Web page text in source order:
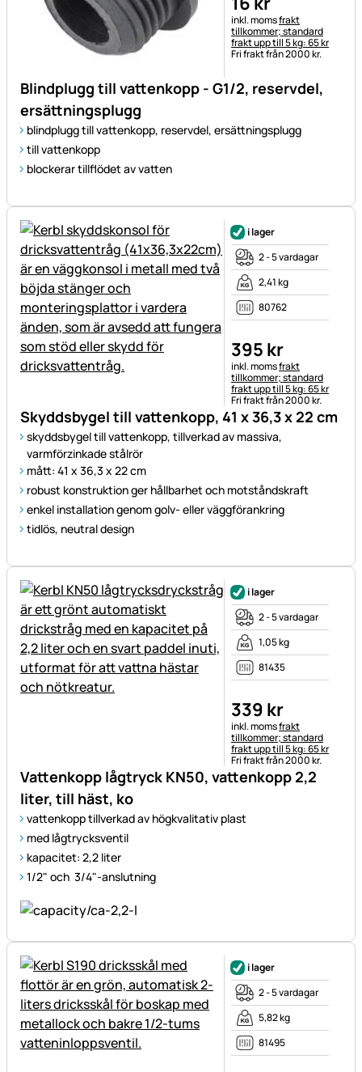
Blindplugg till vattenkopp - G1/2, reservdel,
ersättningsplugg
blindplugg till vattenkopp, reservdel, ersättningsplugg
till vattenkopp
blockerar tillflödet av vatten
Skatteinformation:
inkl. momsfrakt
tillkommer; standard
frakt upp till 5 kg: 65 kr
Fri frakt från 2000 kr.
Skyddsbygel till vattenkopp, 41 x 36,3 x 22 cm
skyddsbygel till vattenkopp, tillverkad av massiva,
varmförzinkade stålrör
mått: 41 x 36,3 x 22 cm
robust konstruktion ger hållbarhet och motståndskraft
enkel installation genom golv- eller väggförankring
tidlös, neutral design
i lager
2 - 5 vardagar
2,41 kg
80762
395 kr
Skatteinformation:
inkl. momsfrakt
tillkommer; standard
frakt upp till 5 kg: 65 kr
Fri frakt från 2000 kr.
Vattenkopp lågtryck KN50, vattenkopp 2,2
liter, till häst, ko
vattenkopp tillverkad av högkvalitativ plast
med lågtrycksventil
kapacitet: 2,2 liter
1/2" och 3/4"-anslutning
i lager
2 - 5 vardagar
1,05 kg
81435
339 kr
Skatteinformation:
inkl. momsfrakt
tillkommer; standard
frakt upp till 5 kg: 65 kr
Fri frakt från 2000 kr.
i lager
2 - 5 vardagar
5,82 kg
81495